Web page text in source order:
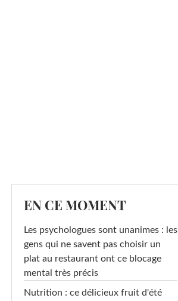
EN CE MOMENT
Les psychologues sont unanimes : les
gens qui ne savent pas choisir un
plat au restaurant ont ce blocage
mental très précis
Nutrition : ce délicieux fruit d'été